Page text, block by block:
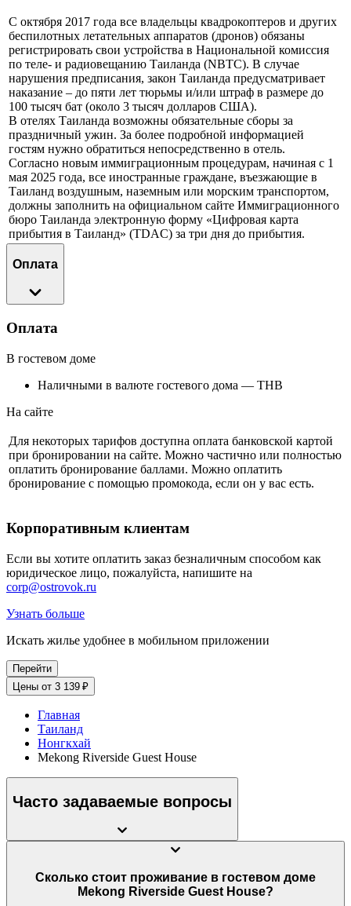
С октября 2017 года все владельцы квадрокоптеров и других
беспилотных летательных аппаратов (дронов) обязаны
регистрировать свои устройства в Национальной комиссия
по теле- и радиовещанию Таиланда (NBTC). В случае
нарушения предписания, закон Таиланда предусматривает
наказание – до пяти лет тюрьмы и/или штраф в размере до
100 тысяч бат (около 3 тысяч долларов США).
В отелях Таиланда возможны обязательные сборы за
праздничный ужин. За более подробной информацией
гостям нужно обратиться непосредственно в отель.
Согласно новым иммиграционным процедурам, начиная с 1
мая 2025 года, все иностранные граждане, въезжающие в
Таиланд воздушным, наземным или морским транспортом,
должны заполнить на официальном сайте Иммиграционного
бюро Таиланда электронную форму «Цифровая карта
прибытия в Таиланд» (TDAC) за три дня до прибытия.
Оплата
Оплата
В гостевом доме
Наличными в валюте гостевого дома — THB
На сайте
Для некоторых тарифов доступна оплата банковской картой
при бронировании на сайте. Можно частично или полностью
оплатить бронирование баллами. Можно оплатить
бронирование с помощью промокода, если он у вас есть.
Корпоративным клиентам
Если вы хотите оплатить заказ безналичным способом как
юридическое лицо, пожалуйста, напишите на
corp@ostrovok.ru
Узнать больше
Искать жилье удобнее в мобильном приложении
Перейти
Цены от 3 139 ₽
Главная
Таиланд
Нонгкхай
Mekong Riverside Guest House
Часто задаваемые вопросы
Сколько стоит проживание в гостевом доме
Mekong Riverside Guest House?